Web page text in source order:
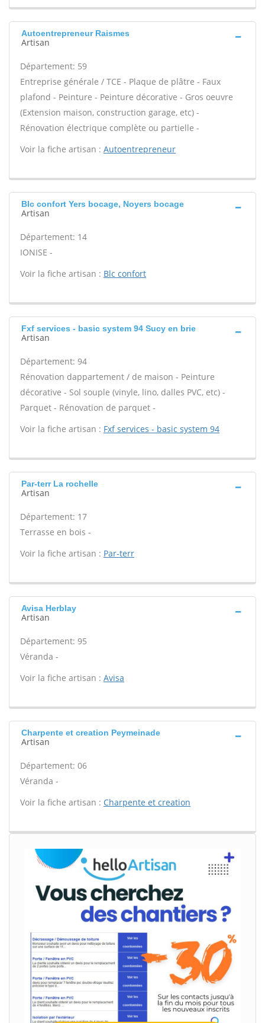
Autoentrepreneur Raismes
Artisan
Département: 59
Entreprise générale / TCE - Plaque de plâtre - Faux
plafond - Peinture - Peinture décorative - Gros oeuvre
(Extension maison, construction garage, etc) -
Rénovation électrique complète ou partielle -
Voir la fiche artisan : Autoentrepreneur
Blc confort Yers bocage, Noyers bocage
Artisan
Département: 14
IONISE -
Voir la fiche artisan : Blc confort
Fxf services - basic system 94 Sucy en brie
Artisan
Département: 94
Rénovation dappartement / de maison - Peinture
décorative - Sol souple (vinyle, lino, dalles PVC, etc) -
Parquet - Rénovation de parquet -
Voir la fiche artisan : Fxf services - basic system 94
Par-terr La rochelle
Artisan
Département: 17
Terrasse en bois -
Voir la fiche artisan : Par-terr
Avisa Herblay
Artisan
Département: 95
Véranda -
Voir la fiche artisan : Avisa
Charpente et creation Peymeinade
Artisan
Département: 06
Véranda -
Voir la fiche artisan : Charpente et creation